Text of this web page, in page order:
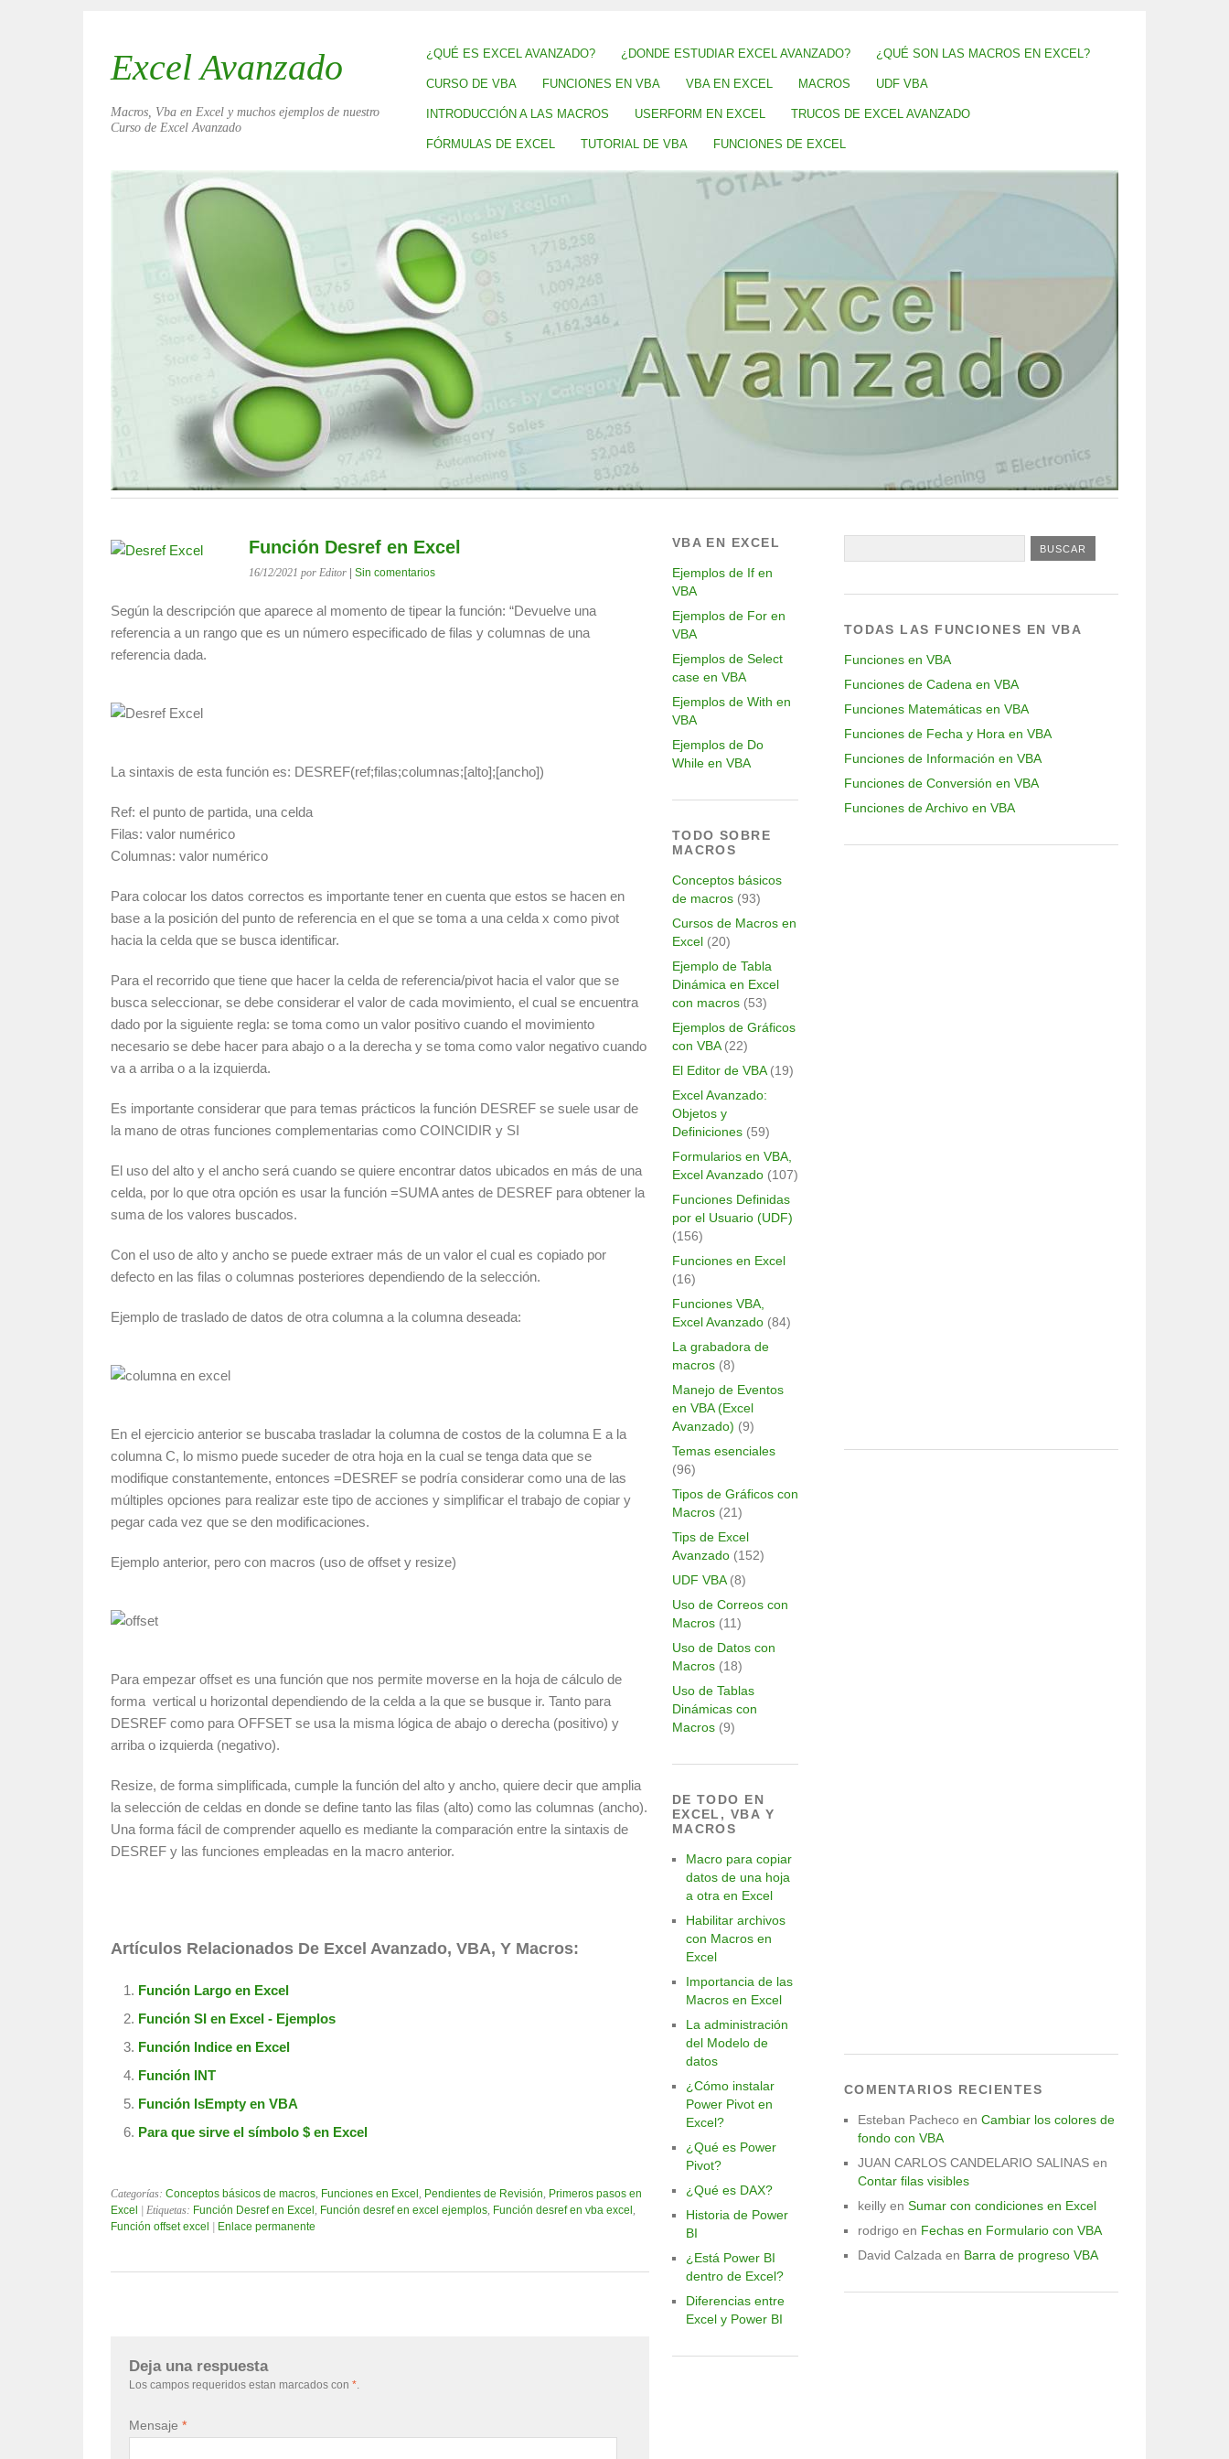
¿QUÉ ES EXCEL AVANZADO? ¿DONDE ESTUDIAR EXCEL AVANZADO? ¿QUÉ SON LAS MACROS EN EXCEL?
CURSO DE VBA FUNCIONES EN VBA VBA EN EXCEL MACROS UDF VBA
INTRODUCCIÓN A LAS MACROS USERFORM EN EXCEL TRUCOS DE EXCEL AVANZADO
FÓRMULAS DE EXCEL TUTORIAL DE VBA FUNCIONES DE EXCEL
Excel Avanzado
Macros, Vba en Excel y muchos ejemplos de nuestro
Curso de Excel Avanzado
Función Desref en Excel
16/12/2021 por Editor| Sin comentarios
Según la descripción que aparece al momento de tipear la función: “Devuelve una
referencia a un rango que es un número especificado de filas y columnas de una
referencia dada.
La sintaxis de esta función es: DESREF(ref;filas;columnas;[alto];[ancho])
Ref: el punto de partida, una celda
Filas: valor numérico
Columnas: valor numérico
Para colocar los datos correctos es importante tener en cuenta que estos se hacen en
base a la posición del punto de referencia en el que se toma a una celda x como pivot
hacia la celda que se busca identificar.
Para el recorrido que tiene que hacer la celda de referencia/pivot hacia el valor que se
busca seleccionar, se debe considerar el valor de cada movimiento, el cual se encuentra
dado por la siguiente regla: se toma como un valor positivo cuando el movimiento
necesario se debe hacer para abajo o a la derecha y se toma como valor negativo cuando
va a arriba o a la izquierda.
Es importante considerar que para temas prácticos la función DESREF se suele usar de
la mano de otras funciones complementarias como COINCIDIR y SI
El uso del alto y el ancho será cuando se quiere encontrar datos ubicados en más de una
celda, por lo que otra opción es usar la función =SUMA antes de DESREF para obtener la
suma de los valores buscados.
Con el uso de alto y ancho se puede extraer más de un valor el cual es copiado por
defecto en las filas o columnas posteriores dependiendo de la selección.
Ejemplo de traslado de datos de otra columna a la columna deseada:
En el ejercicio anterior se buscaba trasladar la columna de costos de la columna E a la
columna C, lo mismo puede suceder de otra hoja en la cual se tenga data que se
modifique constantemente, entonces =DESREF se podría considerar como una de las
múltiples opciones para realizar este tipo de acciones y simplificar el trabajo de copiar y
pegar cada vez que se den modificaciones.
Ejemplo anterior, pero con macros (uso de offset y resize)
Para empezar offset es una función que nos permite moverse en la hoja de cálculo de
forma vertical u horizontal dependiendo de la celda a la que se busque ir. Tanto para
DESREF como para OFFSET se usa la misma lógica de abajo o derecha (positivo) y
arriba o izquierda (negativo).
Resize, de forma simplificada, cumple la función del alto y ancho, quiere decir que amplia
la selección de celdas en donde se define tanto las filas (alto) como las columnas (ancho).
Una forma fácil de comprender aquello es mediante la comparación entre la sintaxis de
DESREF y las funciones empleadas en la macro anterior.
Artículos Relacionados De Excel Avanzado, VBA, Y Macros:
Función Largo en Excel
Función SI en Excel - Ejemplos
Función Indice en Excel
Función INT
Función IsEmpty en VBA
Para que sirve el símbolo $ en Excel
Categorías: Conceptos básicos de macros, Funciones en Excel , Pendientes de Revisión, Primeros pasos en
Excel
| Etiquetas: Función Desref en Excel , Función desref en excel ejemplos, Función desref en vba excel ,
Función offset excel
Enlace permanente
Deja una respuesta
Los campos requeridos estan marcados con *
Mensaje *
VBA EN EXCEL
Ejemplos de If en
VBA
Ejemplos de For en
VBA
Ejemplos de Select
case en VBA
Ejemplos de With en
VBA
Ejemplos de Do
While en VBA
TODO SOBRE
MACROS
Conceptos básicos
de macros(93)
Cursos de Macros en
Excel(20)
Ejemplo de Tabla
Dinámica en Excel
con macros(53)
Ejemplos de Gráficos
con VBA(22)
El Editor de VBA(19)
Excel Avanzado:
Objetos y
Definiciones(59)
Formularios en VBA,
Excel Avanzado(107)
Funciones Definidas
por el Usuario (UDF)
(156)
Funciones en Excel
(16)
Funciones VBA,
Excel Avanzado(84)
La grabadora de
macros(8)
Manejo de Eventos
en VBA (Excel
Avanzado) (9)
Temas esenciales
(96)
Tipos de Gráficos con
Macros(21)
Tips de Excel
Avanzado(152)
UDF VBA(8)
Uso de Correos con
Macros(11)
Uso de Datos con
Macros(18)
Uso de Tablas
Dinámicas con
Macros(9)
DE TODO EN
EXCEL, VBA Y
MACROS
Macro para copiar
datos de una hoja
a otra en Excel
Habilitar archivos
con Macros en
Excel
Importancia de las
Macros en Excel
La administración
del Modelo de
datos
¿Cómo instalar
Power Pivot en
Excel?
¿Qué es Power
Pivot?
¿Qué es DAX?
Historia de Power
BI
¿Está Power BI
dentro de Excel?
Diferencias entre
Excel y Power BI
TODAS LAS FUNCIONES EN VBA
Funciones en VBA
Funciones de Cadena en VBA
Funciones Matemáticas en VBA
Funciones de Fecha y Hora en VBA
Funciones de Información en VBA
Funciones de Conversión en VBA
Funciones de Archivo en VBA
COMENTARIOS RECIENTES
Esteban Pacheco en Cambiar los colores de
fondo con VBA
JUAN CARLOS CANDELARIO SALINASen
Contar filas visibles
keillyen Sumar con condiciones en Excel
rodrigo en Fechas en Formulario con VBA
David Calzada en Barra de progreso VBA